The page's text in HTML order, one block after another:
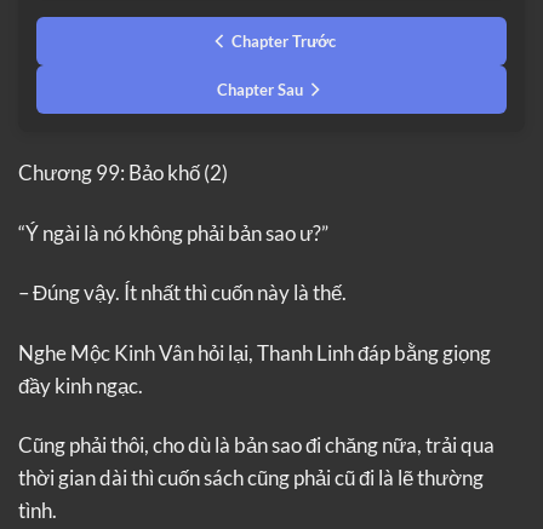
Chapter Trước
Chapter Sau
Chương 99: Bảo khố (2)
“Ý ngài là nó không phải bản sao ư?”
– Đúng vậy. Ít nhất thì cuốn này là thế.
Nghe Mộc Kinh Vân hỏi lại, Thanh Linh đáp bằng giọng
đầy kinh ngạc.
Cũng phải thôi, cho dù là bản sao đi chăng nữa, trải qua
thời gian dài thì cuốn sách cũng phải cũ đi là lẽ thường
tình.